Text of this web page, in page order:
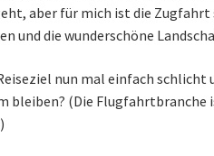
aber für mich ist die
und die wunderschöne
nun mal einfach
bleiben? (Die